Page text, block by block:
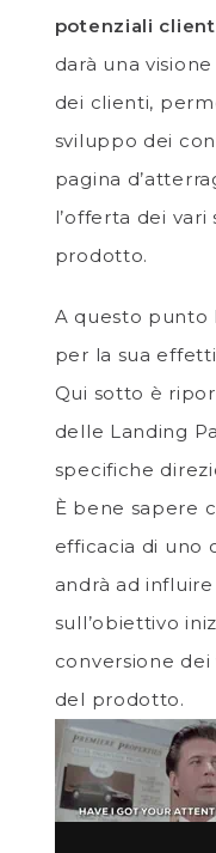
potenziali
darà una
dei clienti,
sviluppo dei
pagina
l’offerta dei vari
prodotto.
A questo punto
per la sua
Qui sotto è
delle Landing
specifiche
È bene sapere
efficacia di uno
andrà ad
sull’obiettivo
conversione
del prodotto.